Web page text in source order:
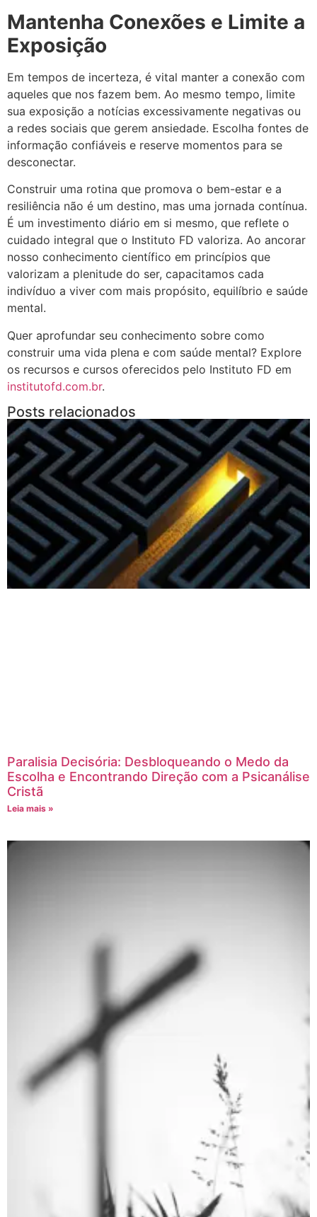
Mantenha Conexões e Limite a
Exposição
Em tempos de incerteza, é vital manter a conexão com
aqueles que nos fazem bem. Ao mesmo tempo, limite
sua exposição a notícias excessivamente negativas ou
a redes sociais que gerem ansiedade. Escolha fontes de
informação confiáveis e reserve momentos para se
desconectar.
Construir uma rotina que promova o bem-estar e a
resiliência não é um destino, mas uma jornada contínua.
É um investimento diário em si mesmo, que reflete o
cuidado integral que o Instituto FD valoriza. Ao ancorar
nosso conhecimento científico em princípios que
valorizam a plenitude do ser, capacitamos cada
indivíduo a viver com mais propósito, equilíbrio e saúde
mental.
Quer aprofundar seu conhecimento sobre como
construir uma vida plena e com saúde mental? Explore
os recursos e cursos oferecidos pelo Instituto FD em
institutofd.com.br.
Posts relacionados
Paralisia Decisória: Desbloqueando o Medo da
Escolha e Encontrando Direção com a Psicanálise
Cristã
Leia mais »